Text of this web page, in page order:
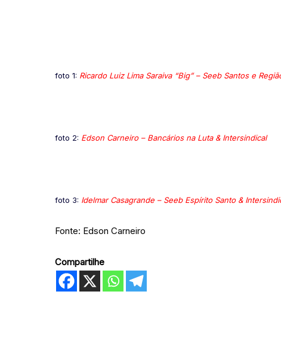
foto 1: Ricardo Luiz Lima Saraiva “Big” – Seeb Santos e
foto 2: Edson Carneiro – Bancários na Luta & Intersindical
foto 3: Idelmar Casagrande – Seeb Espírito Santo &
Fonte: Edson Carneiro
Compartilhe